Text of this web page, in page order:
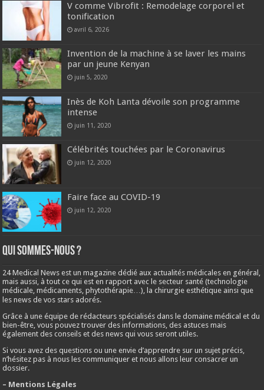
V comme Vibrofit : Remodelage corporel et
tonification
avril 6, 2026
Invention de la machine à se laver les mains
par un jeune Kenyan
juin 5, 2020
Inès de Koh Lanta dévoile son programme
intense
juin 11, 2020
Célébrités touchées par le Coronavirus
juin 12, 2020
Faire face au COVID-19
juin 12, 2020
Qui sommes-nous ?
24 Medical News est un magazine dédié aux actualités médicales en général,
mais aussi, à tout ce qui est en rapport avec le secteur santé (technologie
médicale, médicaments, phytothérapie…), la chirurgie esthétique ainsi que
les news de vos stars adorés.
Grâce à une équipe de rédacteurs spécialisés dans le domaine médical et du
bien-être, vous pouvez trouver des informations, des astuces mais
également des conseils et des news qui vous seront utiles.
Si vous avez des questions ou une envie d’apprendre sur un sujet précis,
n’hésitez pas à nous les communiquer et nous allons leur consacrer un
dossier.
– Mentions Légales